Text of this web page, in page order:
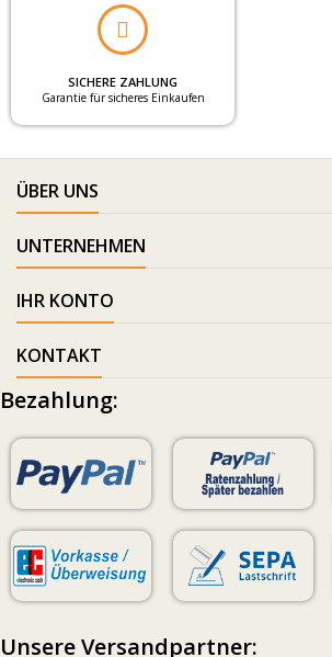
Normales Fenster oder
WASCHBAR BEI 30°C
Nein
OEKOTEX
Nein
KINDERGARTEN GEEIGNET
Nein
SICHERE ZAHLUNG
Garantie für sicheres Einkaufen
ÜBER UNS
UNTERNEHMEN
IHR KONTO
KONTAKT
Bezahlung:
Unsere Versandpartner: